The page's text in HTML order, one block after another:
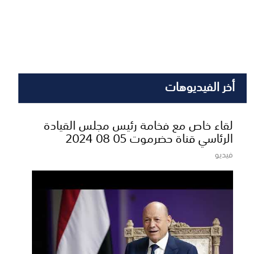
أخر الفيديوهات
لقاء خاص مع فخامة رئيس مجلس القيادة
الرئاسي قناة حضرموت 05 08 2024
فيديو